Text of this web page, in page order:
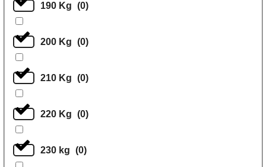
190 Kg (0)
200 Kg (0)
210 Kg (0)
220 Kg (0)
230 kg (0)